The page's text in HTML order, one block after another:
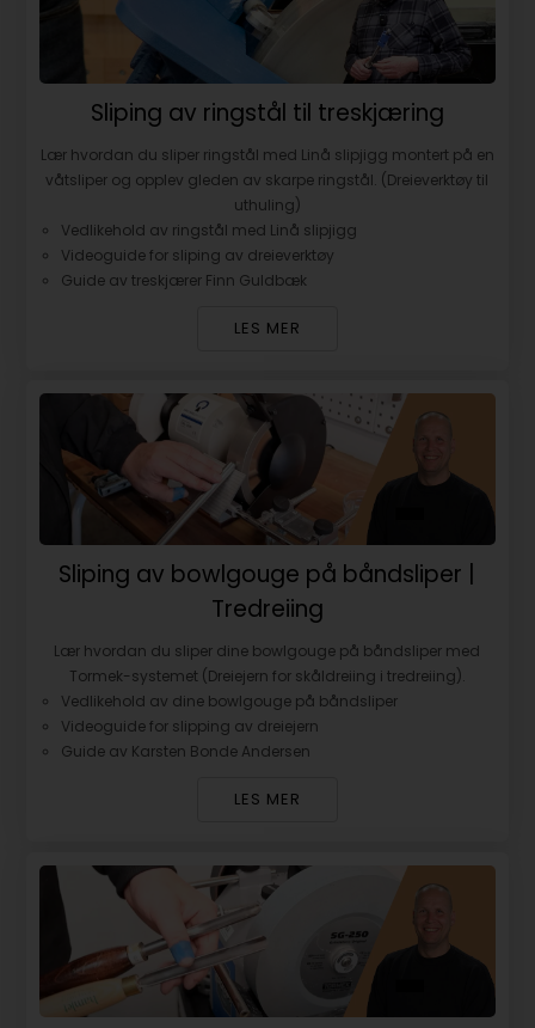
Sliping av ringstål til treskjæring
Lær hvordan du sliper ringstål med Linå slipjigg montert på en
våtsliper og opplev gleden av skarpe ringstål. (Dreieverktøy til
uthuling)
Vedlikehold av ringstål med Linå slipjigg
Videoguide for sliping av dreieverktøy
Guide av treskjærer Finn Guldbæk
LES MER
Sliping av bowlgouge på båndsliper |
Tredreiing
Lær hvordan du sliper dine bowlgouge på båndsliper med
Tormek-systemet (Dreiejern for skåldreiing i tredreiing).
Vedlikehold av dine bowlgouge på båndsliper
Videoguide for slipping av dreiejern
Guide av Karsten Bonde Andersen
LES MER